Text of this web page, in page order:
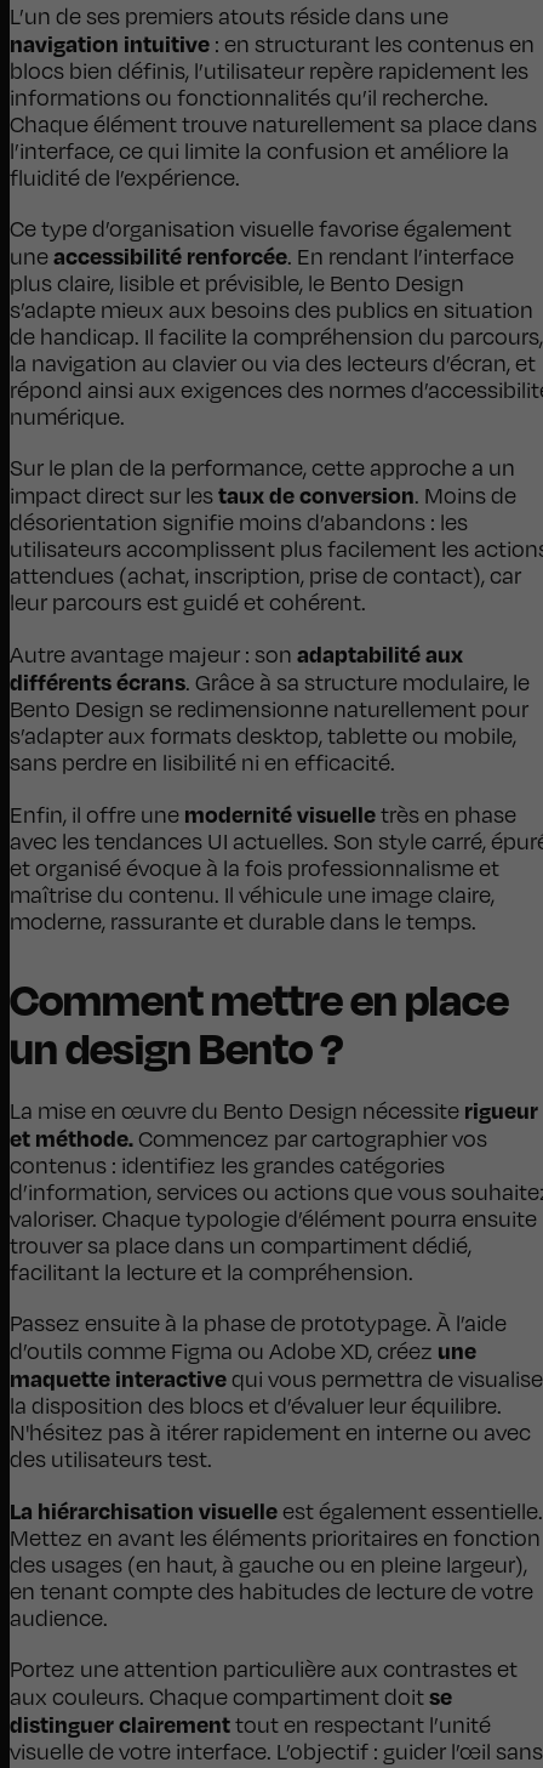
L’un de ses premiers atouts réside dans une
navigation intuitive : en structurant les contenus en
blocs bien définis, l’utilisateur repère rapidement les
informations ou fonctionnalités qu’il recherche.
Chaque élément trouve naturellement sa place dans
l’interface, ce qui limite la confusion et améliore la
fluidité de l’expérience.
Ce type d’organisation visuelle favorise également
uneaccessibilité renforcée. En rendant l’interface
plus claire, lisible et prévisible, le Bento Design
s’adapte mieux aux besoins des publics en situation
de handicap. Il facilite la compréhension du parcours,
la navigation au clavier ou via des lecteurs d’écran, et
répond ainsi aux exigences des normes
numérique.
Sur le plan de la performance, cette approche a un
impact direct sur lestaux de conversion. Moins de
désorientation signifie moins d’abandons : les
utilisateurs accomplissent plus facilement les
attendues (achat, inscription, prise de contact), car
leur parcours est guidé et cohérent.
Autre avantage majeur : son adaptabilité aux
différents écrans. Grâce à sa structure modulaire, le
Bento Design se redimensionne naturellement pour
s’adapter aux formats desktop, tablette ou mobile,
sans perdre en lisibilité ni en efficacité.
Enfin, il offre une modernité visuelletrès en phase
avec les tendances UI actuelles. Son style carré,
et organisé évoque à la fois professionnalisme et
maîtrise du contenu. Il véhicule une image claire,
moderne, rassurante et durable dans le temps.
Comment mettre en place
un design Bento ?
La mise en œuvre du Bento Design nécessite rigueur
et méthode. Commencez par cartographier vos
contenus : identifiez les grandes catégories
d’information, services ou actions que vous
valoriser. Chaque typologie d’élément pourra ensuite
trouver sa place dans un compartiment dédié,
facilitant la lecture et la compréhension.
Passez ensuite à la phase de prototypage. À l’aide
d’outils comme Figma ou Adobe XD, créez une
maquette interactivequi vous permettra de
la disposition des blocs et d’évaluer leur équilibre.
N'hésitez pas à itérer rapidement en interne ou avec
des utilisateurs test.
La hiérarchisation visuelleest également essentielle.
Mettez en avant les éléments prioritaires en fonction
des usages (en haut, à gauche ou en pleine largeur),
en tenant compte des habitudes de lecture de votre
audience.
Portez une attention particulière aux contrastes et
aux couleurs. Chaque compartiment doitse
distinguer clairementtout en respectant l’unité
visuelle de votre interface. L’objectif : guider l’œil sans